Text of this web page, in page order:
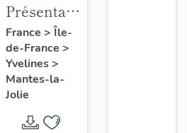
Présentation
de l'étude
France > Île-
de-France >
Yvelines>
Mantes-la-
Jolie